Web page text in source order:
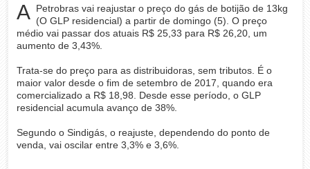
A Petrobras vai reajustar o preço do gás de botijão de 13kg
(O GLP residencial) a partir de domingo (5). O preço
médio vai passar dos atuais R$ 25,33 para R$ 26,20, um
aumento de 3,43%.
Trata-se do preço para as distribuidoras, sem tributos. É o
maior valor desde o fim de setembro de 2017, quando era
comercializado a R$ 18,98. Desde esse período, o GLP
residencial acumula avanço de 38%.
Segundo o Sindigás, o reajuste, dependendo do ponto de
venda, vai oscilar entre 3,3% e 3,6%.